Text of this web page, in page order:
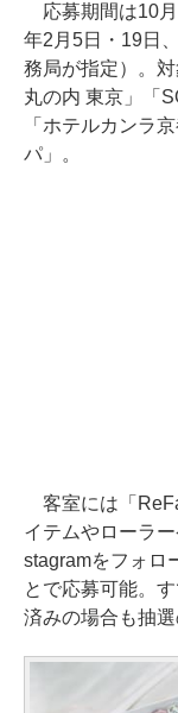
応募期間は10月
年2月5日・19日
務局が指定）。
丸の内 東京」「
「ホテルカンラ
パ」。
客室には「
イテムやローラ
stagramをフォロ
とで応募可能。
済みの場合も抽選